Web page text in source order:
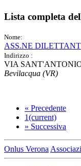
Lista completa
Nome:
ASS.NE
Indirizzo :
VIA
Bevilacqua (VR)
« Precedente
1(current)
» Successiva
Onlus Verona